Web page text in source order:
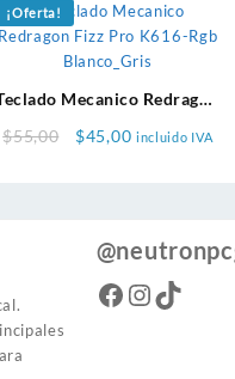
¡Oferta!
Mecanico Redragon
Blanco_Gris
$55,00
Original
$45,00Current
incluido IVA
Facebook
TikTok